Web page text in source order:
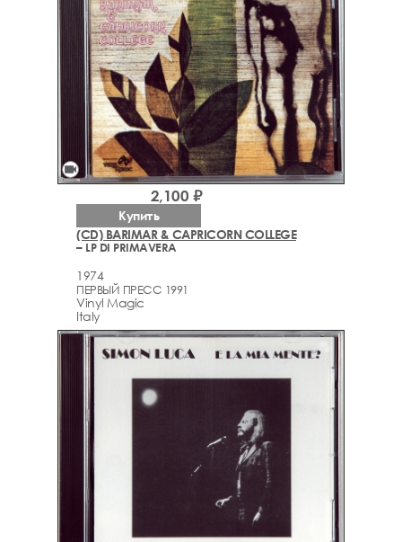
videocam
(CD) BARIMAR & CAPRICORN COLLEGE
– LP DI PRIMAVERA
1974
ПЕРВЫЙ ПРЕСС 1991
Vinyl Magic
Italy
2,100 ₽
Купить